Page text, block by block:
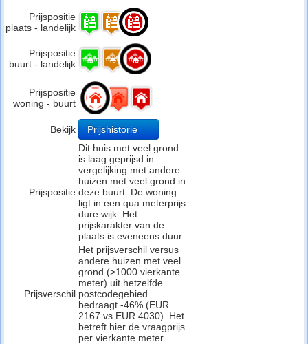
Prijspositie
plaats - landelijk
Prijspositie
buurt - landelijk
Prijspositie
woning - buurt
Bekijk Prijshistorie
Prijspositie
Dit huis met veel grond
is laag geprijsd in
vergelijking met andere
huizen met veel grond in
deze buurt. De woning
ligt in een qua meterprijs
dure wijk. Het
prijskarakter van de
plaats is eveneens duur.
Prijsverschil
Het prijsverschil versus
andere huizen met veel
grond (>1000 vierkante
meter) uit hetzelfde
postcodegebied
bedraagt -46% (EUR
2167 vs EUR 4030). Het
betreft hier de vraagprijs
per vierkante meter